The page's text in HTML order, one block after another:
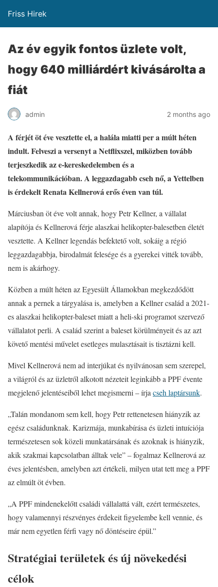
Friss Hirek
Az év egyik fontos üzlete volt,
hogy 640 milliárdért kivásárolta a
fiát
admin 2 months ago
A férjét öt éve vesztette el, a halála miatti per a múlt héten
indult. Felveszi a versenyt a Netflixszel, miközben tovább
terjeszkedik az e-kereskedelemben és a
telekommunikációban. A leggazdagabb cseh nő, a Yettelben
is érdekelt Renata Kellnerová erős éven van túl.
Márciusban öt éve volt annak, hogy Petr Kellner, a vállalat
alapítója és Kellnerová férje alaszkai helikopter-balesetben életét
vesztette. A Kellner legendás befektető volt, sokáig a régió
leggazdagabbja, birodalmát felesége és a gyerekei vitték tovább,
nem is akárhogy.
Közben a múlt héten az Egyesült Államokban megkezdődött
annak a pernek a tárgyalása is, amelyben a Kellner család a 2021-
es alaszkai helikopter-baleset miatt a heli-ski programot szervező
vállalatot perli. A család szerint a baleset körülményeit és az azt
követő mentési művelet esetleges mulasztásait is tisztázni kell.
Mivel Kellnerová nem ad interjúkat és nyilvánosan sem szerepel,
a világról és az üzletről alkotott nézeteit leginkább a PPF évente
megjelenő jelentéseiből lehet megismerni – írja cseh laptársunk.
„Talán mondanom sem kell, hogy Petr rettenetesen hiányzik az
egész családunknak. Karizmája, munkabírása és üzleti intuíciója
természetesen sok közeli munkatársának és azoknak is hiányzik,
akik szakmai kapcsolatban álltak vele” – fogalmaz Kellnerová az
éves jelentésben, amelyben azt értékeli, milyen utat tett meg a PPF
az elmúlt öt évben.
„A PPF mindenekelőtt családi vállalattá vált, ezért természetes,
hogy valamennyi részvényes érdekeit figyelembe kell vennie, és
már nem egyetlen férfi vagy nő döntéseire épül.”
Stratégiai területek és új növekedési
célok